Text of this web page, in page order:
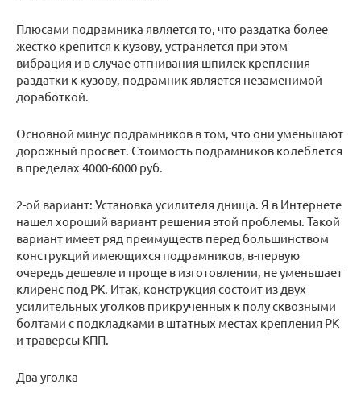
Плюсами подрамника является то, что раздатка более
жестко крепится к кузову, устраняется при этом
вибрация и в случае отгнивания шпилек крепления
раздатки к кузову, подрамник является незаменимой
доработкой.
Основной минус подрамников в том, что они уменьшают
дорожный просвет. Стоимость подрамников колеблется
в пределах 4000-6000 руб.
2-ой вариант: Установка усилителя днища. Я в Интернете
нашел хороший вариант решения этой проблемы. Такой
вариант имеет ряд преимуществ перед большинством
конструкций имеющихся подрамников, в-первую
очередь дешевле и проще в изготовлении, не уменьшает
клиренс под РК. Итак, конструкция состоит из двух
усилительных уголков прикрученных к полу сквозными
болтами с подкладками в штатных местах крепления РК
и траверсы КПП.
Два уголка